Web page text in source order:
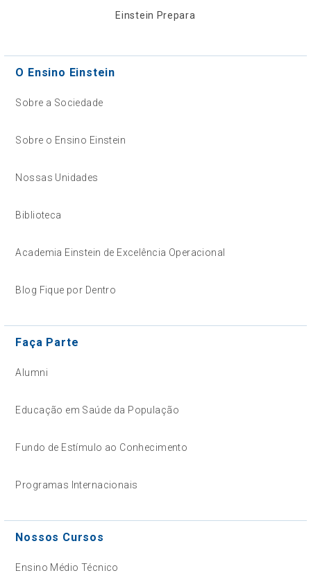
Einstein Prepara
O Ensino Einstein
Sobre a Sociedade
Sobre o Ensino Einstein
Nossas Unidades
Biblioteca
Academia Einstein de Excelência Operacional
Blog Fique por Dentro
Faça Parte
Alumni
Educação em Saúde da População
Fundo de Estímulo ao Conhecimento
Programas Internacionais
Nossos Cursos
Ensino Médio Técnico